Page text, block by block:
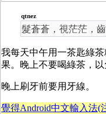
qtnez
髮蒼蒼，視茫茫，齒
我每天中午用一茶匙綠
果。晚上不要喝綠茶，以
晚上刷牙前要用牙線。
覺得Android中文輸入法(